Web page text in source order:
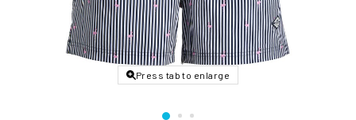
Press tab to enlarge